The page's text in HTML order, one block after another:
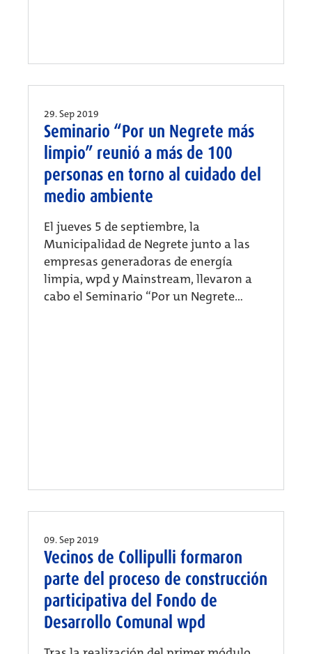
29. Sep 2019
Seminario “Por un Negrete más
limpio” reunió a más de 100
personas en torno al cuidado del
medio ambiente
El jueves 5 de septiembre, la
Municipalidad de Negrete junto a las
empresas generadoras de energía
limpia, wpd y Mainstream, llevaron a
cabo el Seminario “Por un Negrete...
09. Sep 2019
Vecinos de Collipulli formaron
parte del proceso de construcción
participativa del Fondo de
Desarrollo Comunal wpd